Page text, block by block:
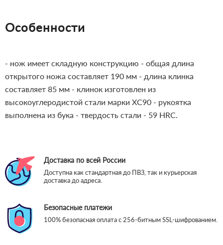
Особенности
- нож имеет складную конструкцию - общая длина
открытого ножа составляет 190 мм - длина клинка
составляет 85 мм - клинок изготовлен из
высокоуглеродистой стали марки ХС90 - рукоятка
выполнена из бука - твердость стали - 59 HRC.
Доставка по всей России
Доступна как стандартная до ПВЗ, так и курьерская
доставка до адреса.
Безопасные платежи
100% безопасная оплата с 256-битным SSL-шифрованием.